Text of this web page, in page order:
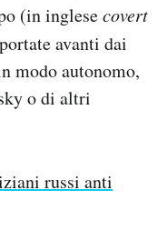
(in inglesecovert
avanti dai
modo autonomo,
o di altri
russi anti